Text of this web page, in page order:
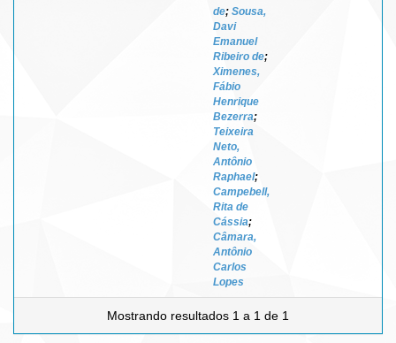
de; Sousa,
Davi
Emanuel
Ribeiro de;
Ximenes,
Fábio
Henrique
Bezerra;
Teixeira
Neto,
Antônio
Raphael;
Campebell,
Rita de
Cássia;
Câmara,
Antônio
Carlos
Lopes
Mostrando resultados 1 a 1 de 1